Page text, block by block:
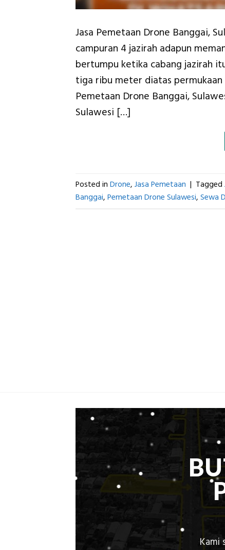
Jasa Pemetaan Drone Banggai,
campuran 4 jazirah adapun
bertumpu ketika cabang jazirah
tiga ribu meter diatas permukaan
Pemetaan Drone Banggai,
Sulawesi […]
Posted in Drone, Jasa Pemetaan | Tagged
Banggai, Pemetaan Drone Sulawesi, Sewa
Kami